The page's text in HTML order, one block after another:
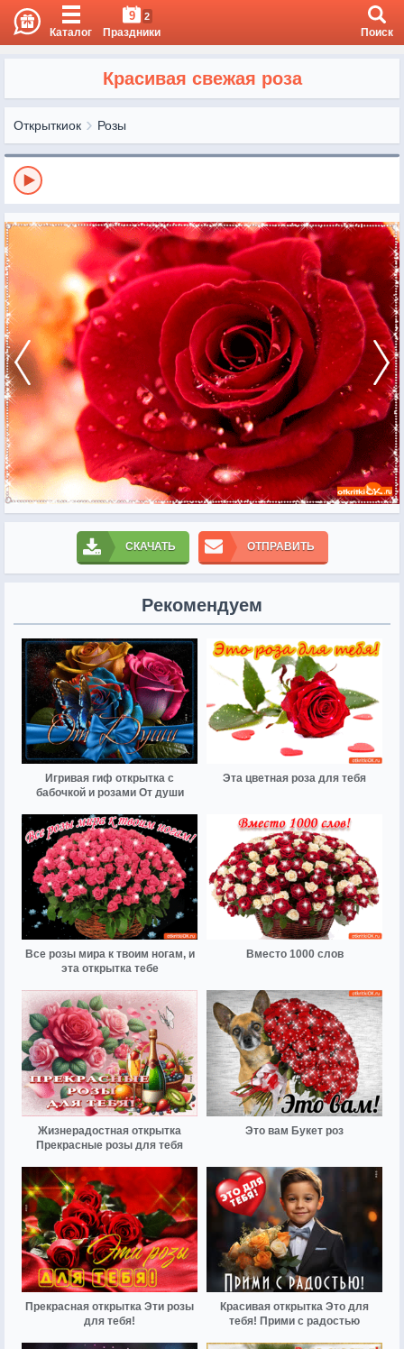
Каталог
9 2
Праздники Поиск
Красивая свежая роза
Открыткиок Розы
СКАЧАТЬ ОТПРАВИТЬ
Рекомендуем
Игривая гиф открытка с
бабочкой и розами От души
Эта цветная роза для тебя
Все розы мира к твоим ногам, и
эта открытка тебе
Вместо 1000 слов
Жизнерадостная открытка
Прекрасные розы для тебя
Это вам Букет роз
Прекрасная открытка Эти розы
для тебя!
Красивая открытка Это для
тебя! Прими с радостью